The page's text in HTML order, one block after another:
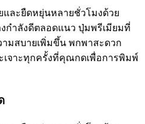
ละยืดหยุ่นหลายชั่วโมงด้วย
กำลังดีตลอดแนว ปุ่มพรีเมียมที่
มสบายเพิ่มขึ้น พกพาสะดวก
เจาะทุกครั้งที่คุณกดเพื่อการพิมพ์